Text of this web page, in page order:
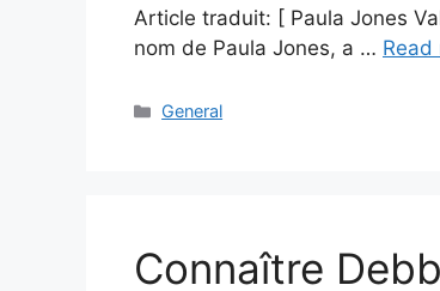
Article traduit: [ Paula Jones
nom de Paula Jones, a … Read
Categories
General
Connaître